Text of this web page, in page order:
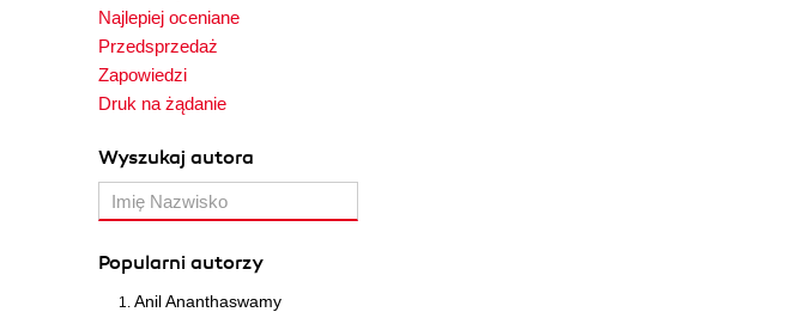
Najlepiej oceniane
Przedsprzedaż
Zapowiedzi
Druk na żądanie
Wyszukaj autora
Popularni autorzy
Anil Ananthaswamy